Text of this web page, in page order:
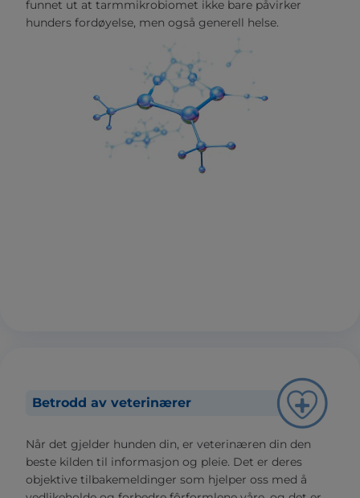
funnet ut at tarmmikrobiomet ikke bare påvirker
hunders fordøyelse, men også generell helse.
Betrodd av veterinærer
Når det gjelder hunden din, er veterinæren din den
beste kilden til informasjon og pleie. Det er deres
objektive tilbakemeldinger som hjelper oss med å